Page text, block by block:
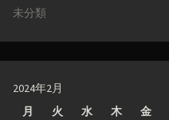
未分類
2024年2月
月
火 水 木 金